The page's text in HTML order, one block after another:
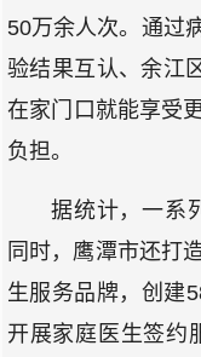
50万余人次。通过
验结果互认、余江
在家门口就能享受
负担。
据统计，一系
同时，鹰潭市还打
生服务品牌，创建
开展家庭医生签约